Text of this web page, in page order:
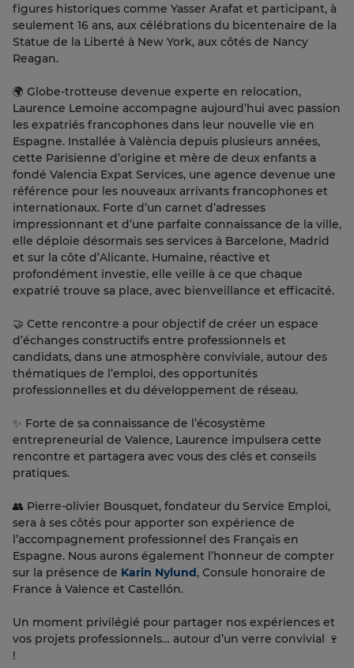
figures historiques comme Yasser Arafat et participant, à
seulement 16 ans, aux célébrations du bicentenaire de la
Statue de la Liberté à New York, aux côtés de Nancy
Reagan.
🌍 Globe-trotteuse devenue experte en relocation,
Laurence Lemoine accompagne aujourd’hui avec passion
les expatriés francophones dans leur nouvelle vie en
Espagne. Installée à València depuis plusieurs années,
cette Parisienne d’origine et mère de deux enfants a
fondé Valencia Expat Services, une agence devenue une
référence pour les nouveaux arrivants francophones et
internationaux. Forte d’un carnet d’adresses
impressionnant et d’une parfaite connaissance de la ville,
elle déploie désormais ses services à Barcelone, Madrid
et sur la côte d’Alicante. Humaine, réactive et
profondément investie, elle veille à ce que chaque
expatrié trouve sa place, avec bienveillance et efficacité.
🤝 Cette rencontre a pour objectif de créer un espace
d’échanges constructifs entre professionnels et
candidats, dans une atmosphère conviviale, autour des
thématiques de l’emploi, des opportunités
professionnelles et du développement de réseau.
✨ Forte de sa connaissance de l’écosystème
entrepreneurial de Valence, Laurence impulsera cette
rencontre et partagera avec vous des clés et conseils
pratiques.
👥 Pierre-olivier Bousquet, fondateur du Service Emploi,
sera à ses côtés pour apporter son expérience de
l’accompagnement professionnel des Français en
Espagne. Nous aurons également l’honneur de compter
sur la présence de Karin Nylund, Consule honoraire de
France à Valence et Castellón.
Un moment privilégié pour partager nos expériences et
vos projets professionnels… autour d’un verre convivial 🍷
!